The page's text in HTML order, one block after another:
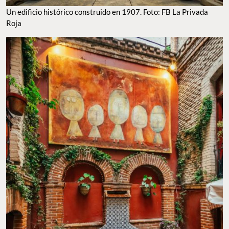
Un edificio histórico construido en 1907. Foto: FB La Privada
Roja